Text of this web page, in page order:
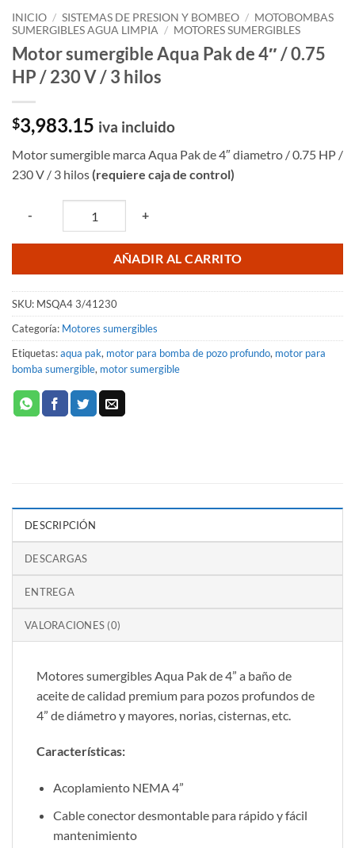
INICIO / SISTEMAS DE PRESION Y BOMBEO / MOTOBOMBAS
SUMERGIBLES AGUA LIMPIA / MOTORES SUMERGIBLES
Motor sumergible Aqua Pak de 4″ / 0.75
HP / 230 V / 3 hilos
$3,983.15 iva incluido
Motor sumergible marca Aqua Pak de 4″ diametro / 0.75 HP /
230 V / 3 hilos (requiere caja de control)
- +
AÑADIR AL CARRITO
SKU: MSQA4 3/41230
Categoría: Motores sumergibles
Etiquetas:aqua pak, motor para bomba de pozo profundo, motor para
bomba sumergible, motor sumergible
DESCRIPCIÓN
DESCARGAS
ENTREGA
VALORACIONES (0)
Motores sumergibles Aqua Pak de 4” a baño de
aceite de calidad premium para pozos profundos de
4” de diámetro y mayores, norias, cisternas, etc.
Características:
Acoplamiento NEMA 4”
Cable conector desmontable para rápido y fácil
mantenimiento